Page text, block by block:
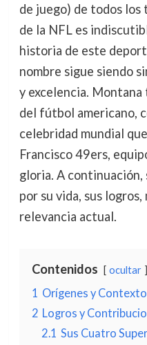
de juego) de todos los
de la NFL es
historia de este
nombre sigue siendo
y excelencia.
del fútbol americano,
celebridad mundial
Francisco 49ers,
gloria. A
por su vida, sus
relevancia actual.
Contenidos ocultar
1 Orígenes y
2 Logros y
2.1 Sus Cuatro